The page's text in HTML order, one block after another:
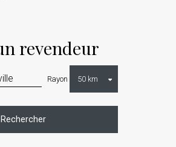
revendeur
Rayon
Rechercher